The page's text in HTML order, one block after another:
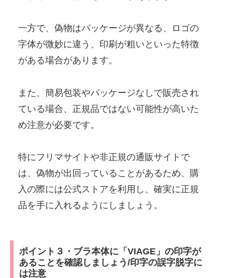
一方で、偽物はパッケージが異なる、ロゴの
字体が微妙に違う、印刷が粗いといった特徴
がある場合があります。
また、簡易包装やパッケージなしで販売され
ている場合、正規品ではない可能性が高いた
め注意が必要です。
特にフリマサイトや非正規の通販サイトで
は、偽物が出回っていることがあるため、購
入の際には公式ストアを利用し、確実に正規
品を手に入れるようにしましょう。
ポイント３・ブラ本体に「VIAGE」の印字が
あることを確認しましょう/印字の誤字脱字に
は注意